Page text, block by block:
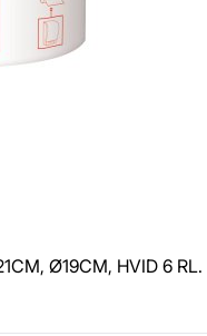
Ø19CM, HVID 6 RL.